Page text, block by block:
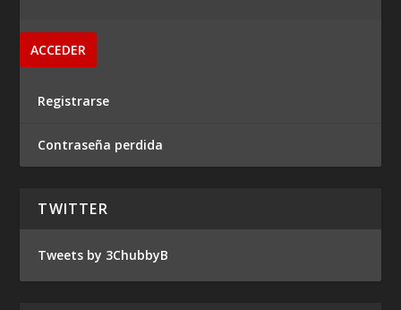
Registrarse
Contraseña perdida
TWITTER
Tweets by 3ChubbyB